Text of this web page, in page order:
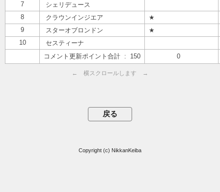
7
シェリデュース
8
クラウンインジエア
★
9
スターオブロンドン
★
10
セスティーナ
コメント更新ポイント合計 : 150
0
← 横スクロールします →
Copyright (c) NikkanKeiba